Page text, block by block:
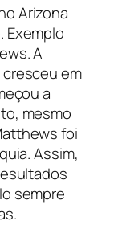
Arizona
Exemplo
A
em
a
mesmo
foi
Assim,
sempre